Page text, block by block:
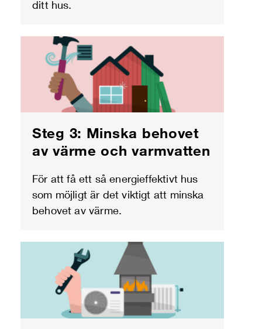
ditt hus.
Steg 3: Minska behovet
av värme och varmvatten
För att få ett så energieffektivt hus
som möjligt är det viktigt att minska
behovet av värme.